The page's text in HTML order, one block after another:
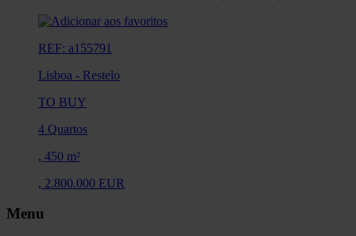
REF: a155791
Lisboa - Restelo
TO BUY
4 Quartos
, 450 m²
, 2.800.000 EUR
Menu